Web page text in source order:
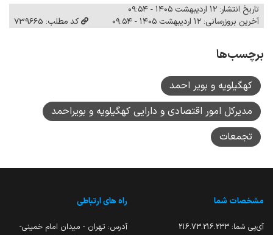
تاریخ انتشار: ۱۲ اردیبهشت ۱۴۰۵ - ۰۹:۵۴
آخرین بروزرسانی: ۱۲ اردیبهشت ۱۴۰۵ - ۰۹:۵۴
کد مطلب: 739665
برچسب‌ها
کهگیلویه و بویر احمد
مدیرکل امور اقتصادی و دارایی کهگیلویه و بویراحمد
تجمعات
مشخصات شما
آی‌پی شما: 216.73.216.233
راه های ارتباطی
آدرس: تهران - میدان امام خمینی-